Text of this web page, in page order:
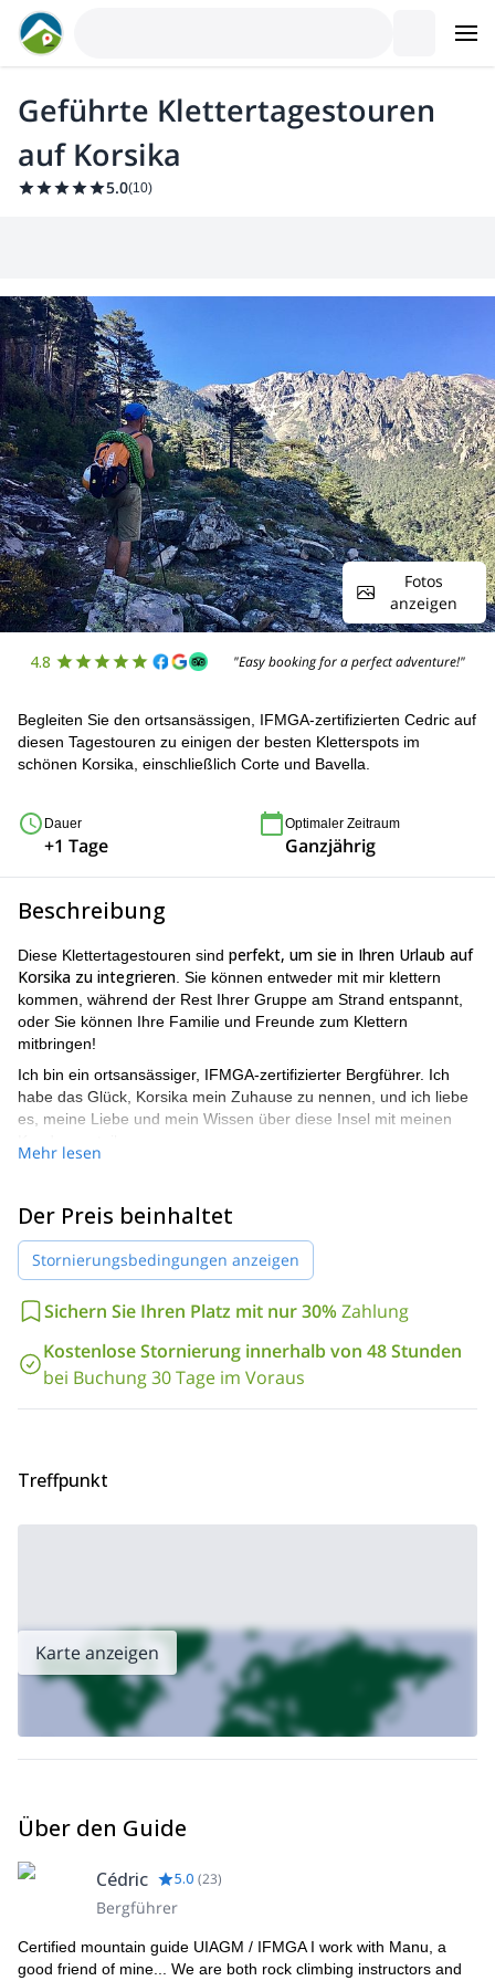
Geführte Klettertagestouren
auf Korsika
5.0(10)
Fotos
anzeigen
4.8 "Easy booking for a perfect adventure!"
Begleiten Sie den ortsansässigen, IFMGA-zertifizierten Cedric auf
diesen Tagestouren zu einigen der besten Kletterspots im
schönen Korsika, einschließlich Corte und Bavella.
Dauer
+1 Tage
Optimaler Zeitraum
Ganzjährig
Beschreibung
Diese Klettertagestouren sind perfekt, um sie in Ihren Urlaub auf
Korsika zu integrieren . Sie können entweder mit mir klettern
kommen, während der Rest Ihrer Gruppe am Strand entspannt,
oder Sie können Ihre Familie und Freunde zum Klettern
mitbringen!
Ich bin ein ortsansässiger, IFMGA-zertifizierter Bergführer. Ich
habe das Glück, Korsika mein Zuhause zu nennen, und ich liebe
es, meine Liebe und mein Wissen über diese Insel mit meinen
Westentasche. Ich werde Sie zu allen besten Spots und auf allen
besten Routen führen!
Sie könnenmich für nur einen Tag oder auch für ein paar Tage
finden. Und wir werden auch die Gelegenheit nutzen, um
machen, wenn Sie Lust dazu haben!
Wenn Sie eine dieser Klettertagestouren arrangieren möchten,
kontaktieren Sie mich jetzt. Sie sind eine großartige
Abgesehen von diesen Tagestouren biete ich auch einen
Möglichkeit, Ihre technischen Fähigkeiten zu verbessern. Also
Mehr lesen
Der Preis beinhaltet
Stornierungsbedingungen anzeigen
Sichern Sie Ihren Platz mit nur 30%Zahlung
Kostenlose Stornierung innerhalb von 48 Stunden
bei Buchung 30 Tage im Voraus
Treffpunkt
Karte anzeigen
Über den Guide
Cédric 5.0 (23)
Bergführer
Certified mountain guide UIAGM / IFMGA I work with Manu, a
good friend of mine... We are both rock climbing instructors and